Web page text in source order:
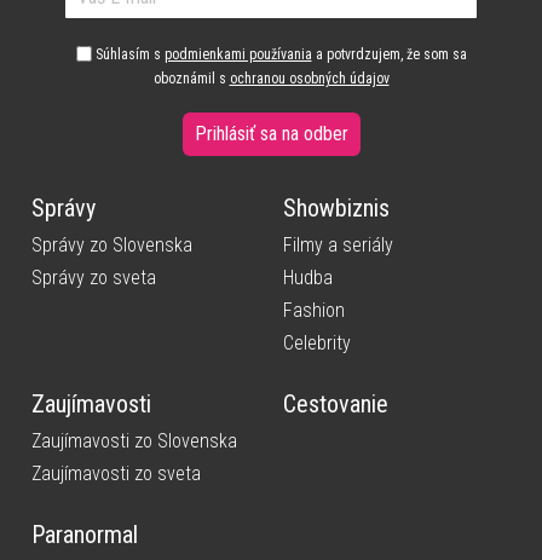
Súhlasím s podmienkami používania a potvrdzujem, že som sa
oboznámil s ochranou osobných údajov
Prihlásiť sa na odber
Správy
Správy zo Slovenska
Správy zo sveta
Showbiznis
Filmy a seriály
Hudba
Fashion
Celebrity
Zaujímavosti
Zaujímavosti zo Slovenska
Zaujímavosti zo sveta
Cestovanie
Paranormal